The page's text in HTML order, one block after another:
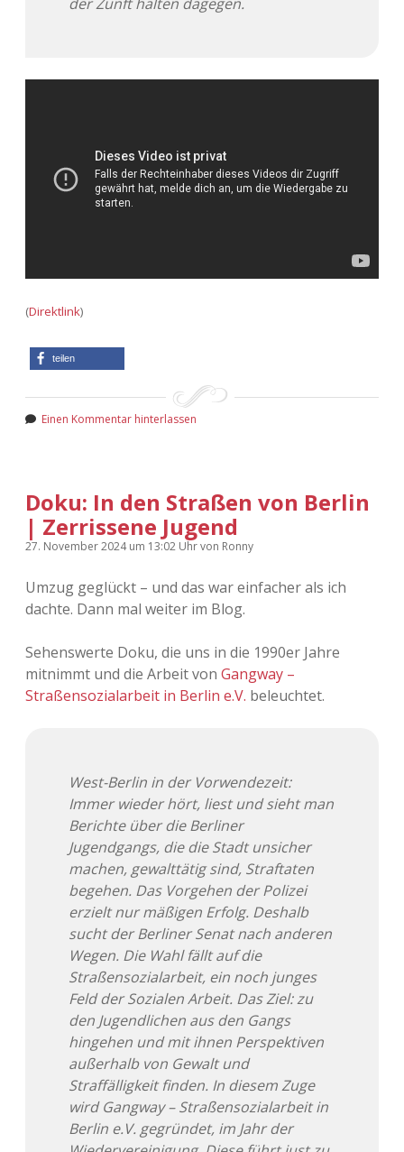
(Direktlink)
teilen
Einen Kommentar hinterlassen
Doku: In den Straßen von Berlin
| Zerrissene Jugend
27. November 2024um 13:02 Uhrvon Ronny
Umzug geglückt – und das war einfacher als ich
dachte. Dann mal weiter im Blog.
Sehenswerte Doku, die uns in die 1990er Jahre
mitnimmt und die Arbeit von Gangway –
Straßensozialarbeit in Berlin e.V. beleuchtet.
West-Berlin in der Vorwendezeit:
Immer wieder hört, liest und sieht man
Berichte über die Berliner
Jugendgangs, die die Stadt unsicher
machen, gewalttätig sind, Straftaten
begehen. Das Vorgehen der Polizei
erzielt nur mäßigen Erfolg. Deshalb
sucht der Berliner Senat nach anderen
Wegen. Die Wahl fällt auf die
Straßensozialarbeit, ein noch junges
Feld der Sozialen Arbeit. Das Ziel: zu
den Jugendlichen aus den Gangs
hingehen und mit ihnen Perspektiven
außerhalb von Gewalt und
Straffälligkeit finden. In diesem Zuge
wird Gangway – Straßensozialarbeit in
Berlin e.V. gegründet, im Jahr der